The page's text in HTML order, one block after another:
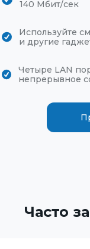
140 Мбит/сек
Используйте
и другие
Четыре LAN
непрерывное
Часто